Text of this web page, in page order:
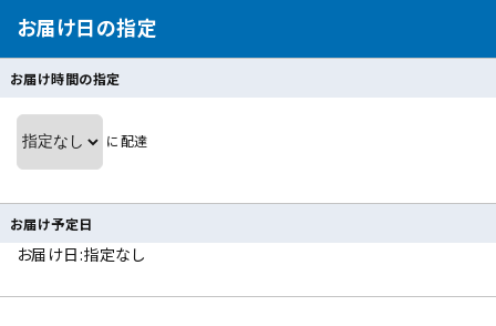
お届け日の指定
お届け時間の指定
に配達
お届け予定日
お届け日:指定なし